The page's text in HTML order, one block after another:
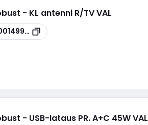
- KL antenni R/TV VAL
- USB-lataus PR. A+C 45W VAL